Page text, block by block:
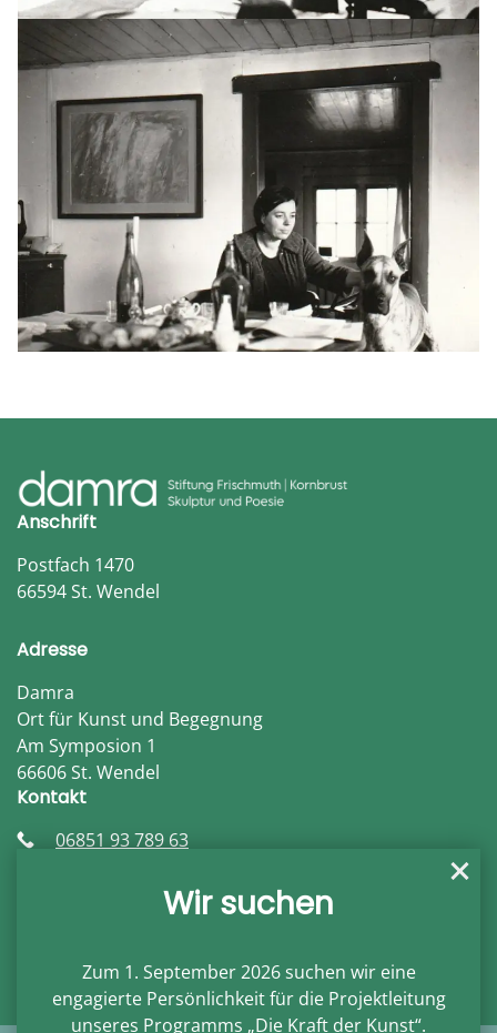
Wir suchen
Zum 1. September 2026 suchen wir eine
engagierte Persönlichkeit für die Projektleitung
unseres Programms „Die Kraft der Kunst“.
Anschrift
Postfach 1470
66594 St. Wendel
Adresse
Damra
Ort für Kunst und Begegnung
Am Symposion 1
66606 St. Wendel
Kontakt
06851 93 789 63
Auf Anfrage